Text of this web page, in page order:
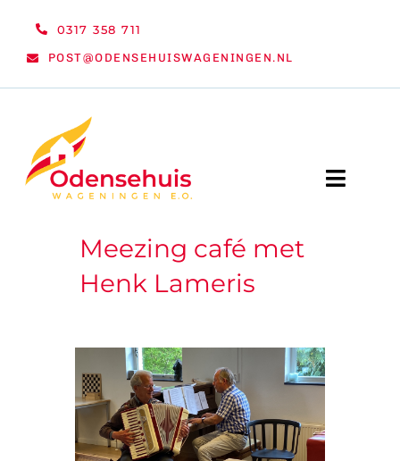
0317 358 711
POST@ODENSEHUISWAGENINGEN.NL
Toggle
WELKOM
ORGANISATIE
VRIJWILLIGERS & STAGIAIRES
Meezing café met
Henk Lameris